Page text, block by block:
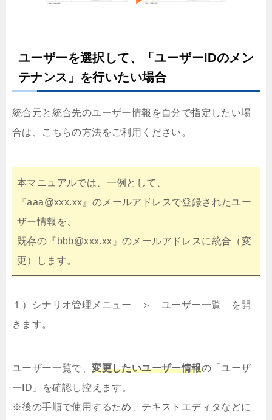
ユーザーを選択して、「ユーザーIDのメン
テナンス」を行いたい場合
統合元と統合先のユーザー情報を自分で指定したい場
合は、こちらの方法をご利用ください。
本マニュアルでは、一例として、
『aaa@xxx.xx』のメールアドレスで登録されたユー
ザー情報を、
既存の『bbb@xxx.xx』のメールアドレスに統合（変
更）します。
１）シナリオ管理メニュー ＞ ユーザー一覧 を開
きます。
ユーザー一覧で、変更したいユーザー情報の「ユーザ
ーID」を確認し控えます。
※後の手順で使用するため、テキストエディタなどに